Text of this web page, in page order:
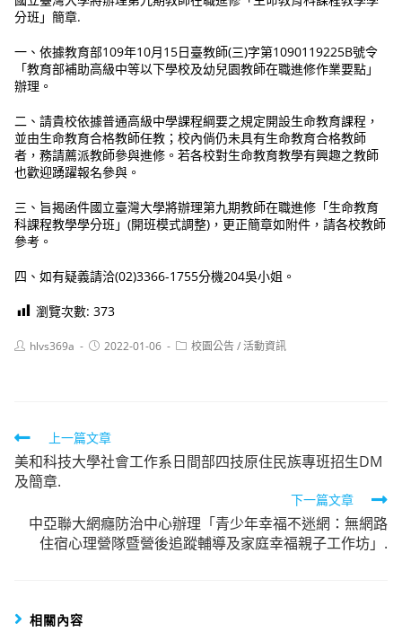
分班」簡章.
一、依據教育部109年10月15日臺教師(三)字第1090119225B號令
「教育部補助高級中等以下學校及幼兒園教師在職進修作業要點」
辦理。
二、請貴校依據普通高級中學課程綱要之規定開設生命教育課程，
並由生命教育合格教師任教；校內倘仍未具有生命教育合格教師
者，務請薦派教師參與進修。若各校對生命教育教學有興趣之教師
也歡迎踴躍報名參與。
三、旨揭函件國立臺灣大學將辦理第九期教師在職進修「生命教育
科課程教學學分班」(開班模式調整)，更正簡章如附件，請各校教師
參考。
四、如有疑義請洽(02)3366-1755分機204吳小姐。
瀏覽次數: 373
Posthlvs369a
Post2022-01-06
Post校園公告/活動資訊
Read
more
articles
上一篇文章
美和科技大學社會工作系日間部四技原住民族專班招生DM
及簡章.
下一篇文章
中亞聯大網癮防治中心辦理「青少年幸福不迷網：無網路
住宿心理營隊暨營後追蹤輔導及家庭幸福親子工作坊」.
相關內容